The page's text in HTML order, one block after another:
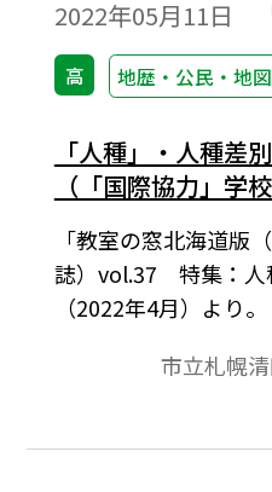
2022年05月11日
高 地歴・公民・地図
「人種」・人種差
（「国際協力」学
「教室の窓北海道
誌）vol.37 特集：人
（2022年4月）より
に、人種差別をなく
東京オリンピックに
市立札幌